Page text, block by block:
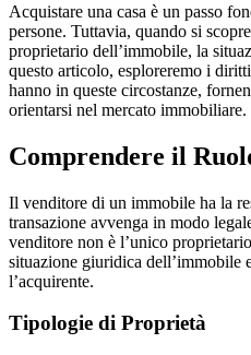
Acquistare una casa è un passo
persone. Tuttavia, quando si
proprietario dell’immobile, la
questo articolo, esploreremo i
hanno in queste circostanze,
orientarsi nel mercato immobiliare.
Comprendere il
Il venditore di un immobile ha la
transazione avvenga in modo
venditore non è l’unico
situazione giuridica dell’immobile
l’acquirente.
Tipologie di Proprietà